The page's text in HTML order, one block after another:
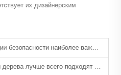
их дизайнерским
наиболее важны при выборе шкафчиков?
подходят для изготовления прочных деревянных шкафчиков?